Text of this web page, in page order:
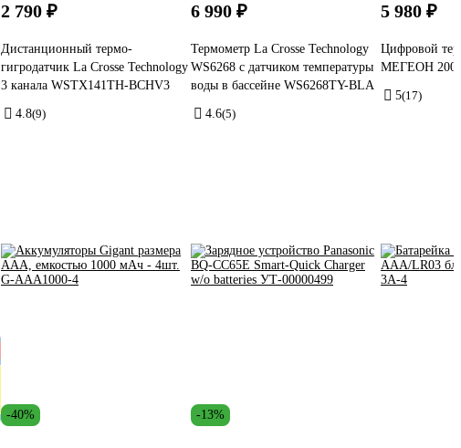
2 790 ₽
Дистанционный термо-
гигродатчик La Crosse Technology
3 канала WSTX141TH-BCHV3
4.8(9)
6 990 ₽
Термометр La Crosse Technology
WS6268 с датчиком температуры
воды в бассейне WS6268TY-BLA
4.6(5)
5 980 ₽
Цифровой
МЕГЕОН
5(17)
-40% -13%